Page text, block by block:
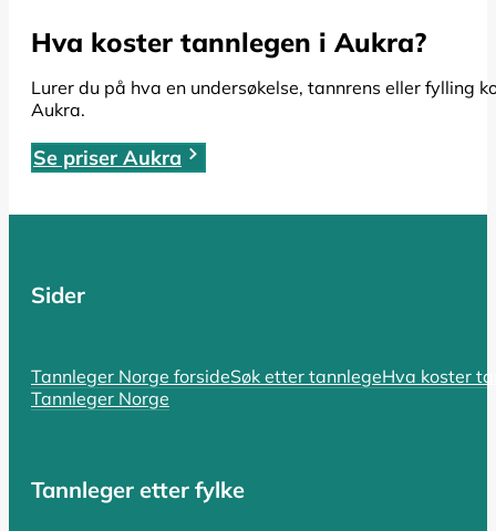
SIST OPPDATERT 19. OKTOBER 2025
Har du fått beskjed om at du trenger en rotfylling,
SIST OPPDATERT 17. OKTOBER 2025
Hvorfor er tannlegen så dyr i Norge? Spørsmålet er
Hva koster tannlegen i Aukra?
Lurer du på hva en undersøkelse, tannrens eller fylling
Aukra.
Se priser Aukra
Tannleger etter fylke
Sider
Tannleger Norge forsideSøk etter tannlegeHva koster
Tannleger Norge